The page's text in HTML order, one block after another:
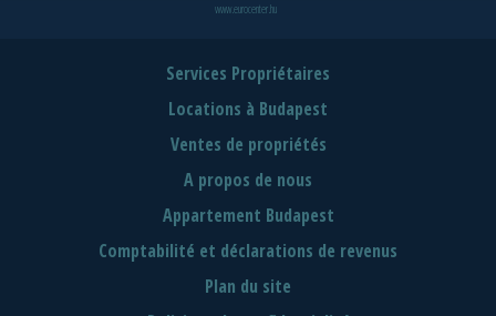
www.eurocenter.hu
Services Propriétaires
Locations à Budapest
Ventes de propriétés
A propos de nous
Appartement Budapest
Comptabilité et déclarations de revenus
Plan du site